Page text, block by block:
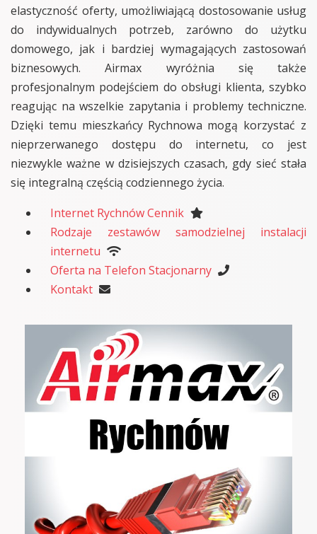
elastyczność oferty, umożliwiającą dostosowanie usług
do indywidualnych potrzeb, zarówno do użytku
domowego, jak i bardziej wymagających zastosowań
biznesowych. Airmax wyróżnia się także
profesjonalnym podejściem do obsługi klienta, szybko
reagując na wszelkie zapytania i problemy techniczne.
Dzięki temu mieszkańcy Rychnowa mogą korzystać z
nieprzerwanego dostępu do internetu, co jest
niezwykle ważne w dzisiejszych czasach, gdy sieć stała
się integralną częścią codziennego życia.
Internet Rychnów Cennik
Rodzaje zestawów samodzielnej instalacji
internetu
Oferta na Telefon Stacjonarny
Kontakt